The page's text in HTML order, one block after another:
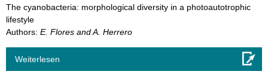
The cyanobacteria: morphological diversity in a photoautotrophic
lifestyle
Authors: E. Flores and A. Herrero
Weiterlesen